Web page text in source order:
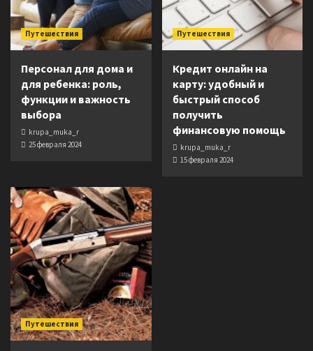
Путешествия
Персонал для дома и
для ребенка: роль,
функции и важность
выбора
krupa_muka_r
25 февраля 2024
Путешествия
Кредит онлайн на
карту: удобный и
быстрый способ
получить
финансовую помощь
krupa_muka_r
15 февраля 2024
Путешествия